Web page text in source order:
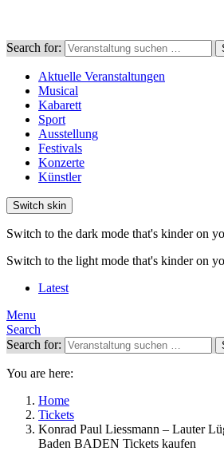
Search for:
Aktuelle Veranstaltungen
Musical
Kabarett
Sport
Ausstellung
Festivals
Konzerte
Künstler
Switch skin
Switch to the dark mode that's kinder on
Switch to the light mode that's kinder on
Latest
Menu
Search
Search for:
You are here:
Home
Tickets
Konrad Paul Liessmann – Lauter
Baden BADEN Tickets kaufen